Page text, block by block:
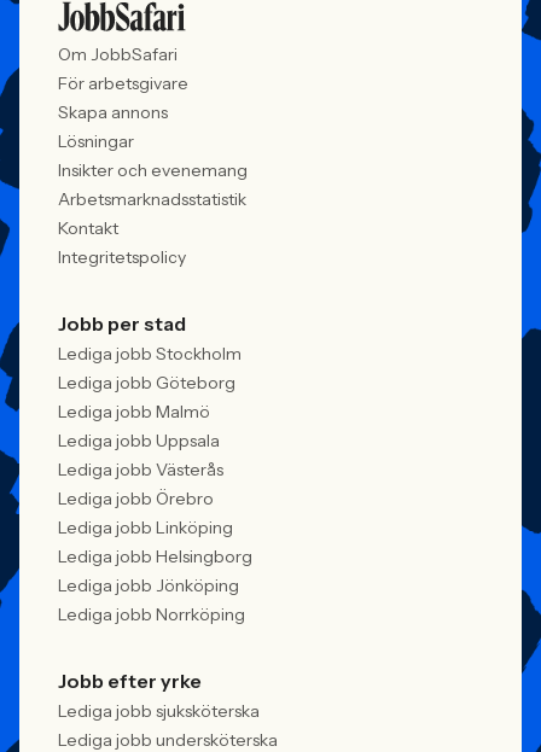
Om JobbSafari
För arbetsgivare
Skapa annons
Lösningar
Insikter och evenemang
Arbetsmarknadsstatistik
Kontakt
Integritetspolicy
Jobb per stad
Lediga jobb Stockholm
Lediga jobb Göteborg
Lediga jobb Malmö
Lediga jobb Uppsala
Lediga jobb Västerås
Lediga jobb Örebro
Lediga jobb Linköping
Lediga jobb Helsingborg
Lediga jobb Jönköping
Lediga jobb Norrköping
Jobb efter yrke
Lediga jobb sjuksköterska
Lediga jobb undersköterska